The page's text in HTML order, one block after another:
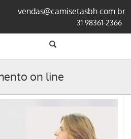
vendas@camisetasbh.com.br
31 98361-2366
on line